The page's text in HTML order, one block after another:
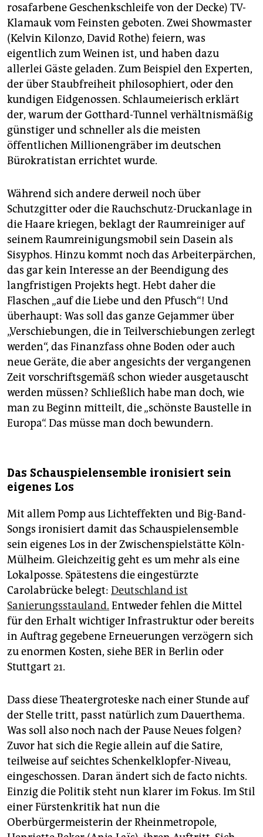
rosafarbene Geschenkschleife von der Decke) TV-
Klamauk vom Feinsten geboten. Zwei Showmaster
(Kelvin Kilonzo, David Rothe) feiern, was
eigentlich zum Weinen ist, und haben dazu
allerlei Gäste geladen. Zum Beispiel den Experten,
der über Staubfreiheit philosophiert, oder den
kundigen Eidgenossen. Schlaumeierisch erklärt
der, warum der Gotthard-Tunnel verhältnismäßig
günstiger und schneller als die meisten
öffentlichen Millionengräber im deutschen
Bürokratistan errichtet wurde.
Während sich andere derweil noch über
Schutzgitter oder die Rauchschutz-Druckanlage in
die Haare kriegen, beklagt der Raumreiniger auf
seinem Raumreinigungsmobil sein Dasein als
Sisyphos. Hinzu kommt noch das Arbeiterpärchen,
das gar kein Interesse an der Beendigung des
langfristigen Projekts hegt. Hebt daher die
Flaschen „auf die Liebe und den Pfusch“! Und
überhaupt: Was soll das ganze Gejammer über
„Verschiebungen, die in Teilverschiebungen zerlegt
werden“, das Finanzfass ohne Boden oder auch
neue Geräte, die aber angesichts der vergangenen
Zeit vorschriftsgemäß schon wieder ausgetauscht
werden müssen? Schließlich habe man doch, wie
man zu Beginn mitteilt, die „schönste Baustelle in
Europa“. Das müsse man doch bewundern.
Das Schauspielensemble ironisiert sein
eigenes Los
Mit allem Pomp aus Lichteffekten und Big-Band-
Songs ironisiert damit das Schauspielensemble
sein eigenes Los in der Zwischenspielstätte Köln-
Mülheim. Gleichzeitig geht es um mehr als eine
Lokalposse. Spätestens die eingestürzte
Carolabrücke belegt: Deutschland ist
Sanierungsstauland. Entweder fehlen die Mittel
für den Erhalt wichtiger Infrastruktur oder bereits
in Auftrag gegebene Erneuerungen verzögern sich
zu enormen Kosten, siehe BER in Berlin oder
Stuttgart 21.
Dass diese Theatergroteske nach einer Stunde auf
der Stelle tritt, passt natürlich zum Dauerthema.
Was soll also noch nach der Pause Neues folgen?
Zuvor hat sich die Regie allein auf die Satire,
teilweise auf seichtes Schenkelklopfer-Niveau,
eingeschossen. Daran ändert sich de facto nichts.
Einzig die Politik steht nun klarer im Fokus. Im Stil
einer Fürstenkritik hat nun die
Oberbürgermeisterin der Rheinmetropole,